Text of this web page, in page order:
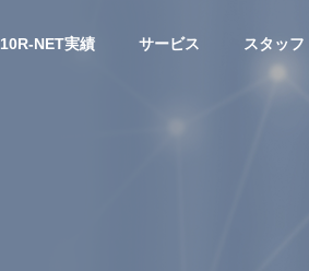
10R-NET実績 サービス スタッフ